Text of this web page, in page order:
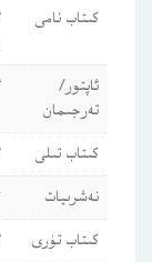
كىتاب نامى
ئاپتور/
تەرجىمان
كىتاب تىلى
نەشرىيات
كىتاب تۈرى